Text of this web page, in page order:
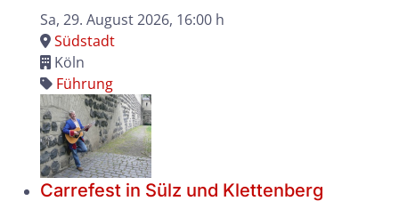
Sa, 29. August 2026, 16:00 h
Südstadt
Köln
Führung
Carrefest in Sülz und Klettenberg